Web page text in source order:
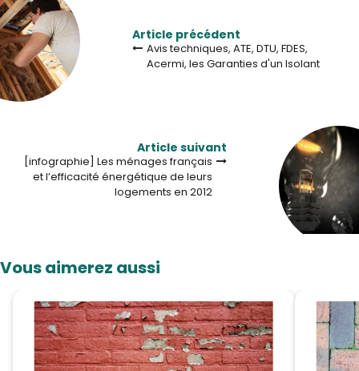
Article précédent
Avis techniques, ATE, DTU, FDES,
Acermi, les Garanties d'un Isolant
Article suivant
[infographie] Les ménages français
et l’efficacité énergétique de leurs
logements en 2012
Vous aimerez aussi